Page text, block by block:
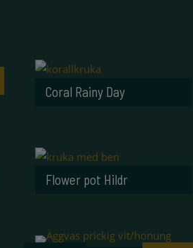
Coral Rainy Day
Flower pot Hildr